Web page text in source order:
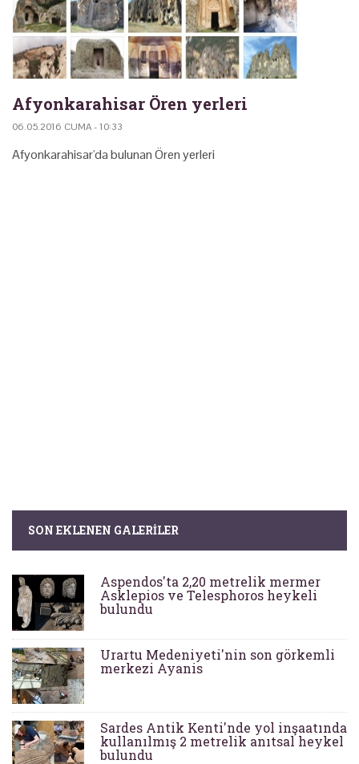
Afyonkarahisar Ören yerleri
06.05.2016 CUMA - 10:33
Afyonkarahisar'da bulunan Ören yerleri
SON EKLENEN GALERILER
Aspendos'ta 2,20 metrelik mermer
Asklepios ve Telesphoros heykeli
bulundu
Urartu Medeniyeti'nin son görkemli
merkezi Ayanis
Sardes Antik Kenti'nde yol inşaatında
kullanılmış 2 metrelik anıtsal heykel
bulundu